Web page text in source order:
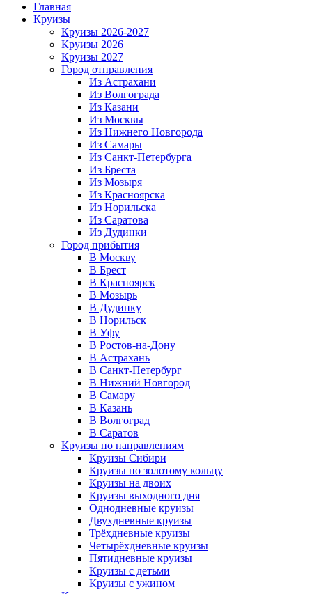
Главная
Круизы
Круизы 2026-2027
Круизы 2026
Круизы 2027
Город отправления
Из Астрахани
Из Волгограда
Из Казани
Из Москвы
Из Нижнего Новгорода
Из Самары
Из Санкт-Петербурга
Из Бреста
Из Мозыря
Из Красноярска
Из Норильска
Из Саратова
Из Дудинки
Город прибытия
В Москву
В Брест
В Красноярск
В Мозырь
В Дудинку
В Норильск
В Уфу
В Ростов-на-Дону
В Астрахань
В Санкт-Петербург
В Нижний Новгород
В Самару
В Казань
В Волгоград
В Саратов
Круизы по направлениям
Круизы Сибири
Круизы по золотому кольцу
Круизы на двоих
Круизы выходного дня
Однодневные круизы
Двухдневные круизы
Трёхдневные круизы
Четырёхдневные круизы
Пятидневные круизы
Круизы с детьми
Круизы с ужином